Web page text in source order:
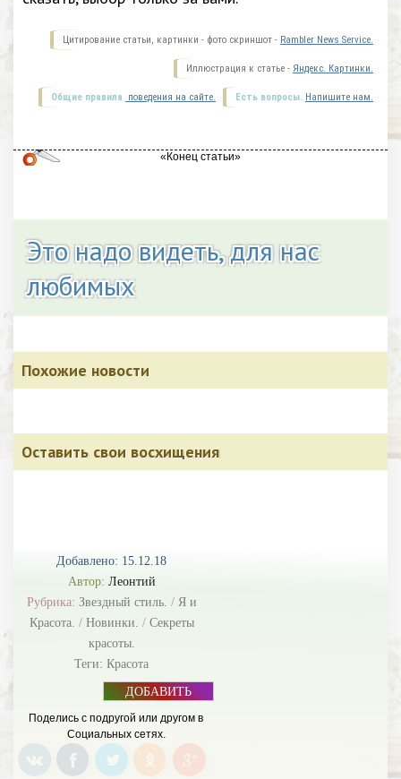
Добавлено: 15.12.18
Автор: Леонтий
Рубрика: Звездный стиль. / Я и
Красота. / Новинки. / Секреты
красоты.
Теги: Красота
ДОБАВИТЬ
Поделись с подругой или другом в
Социальных сетях.
Цитирование статьи, картинки - фото скриншот - Rambler News Service.
Иллюстрация к статье - Яндекс. Картинки.
Есть вопросы. Напишите нам.
Общие правила поведения на сайте.
Это надо видеть, для нас
любимых
Похожие новости
Оставить свои восхищения